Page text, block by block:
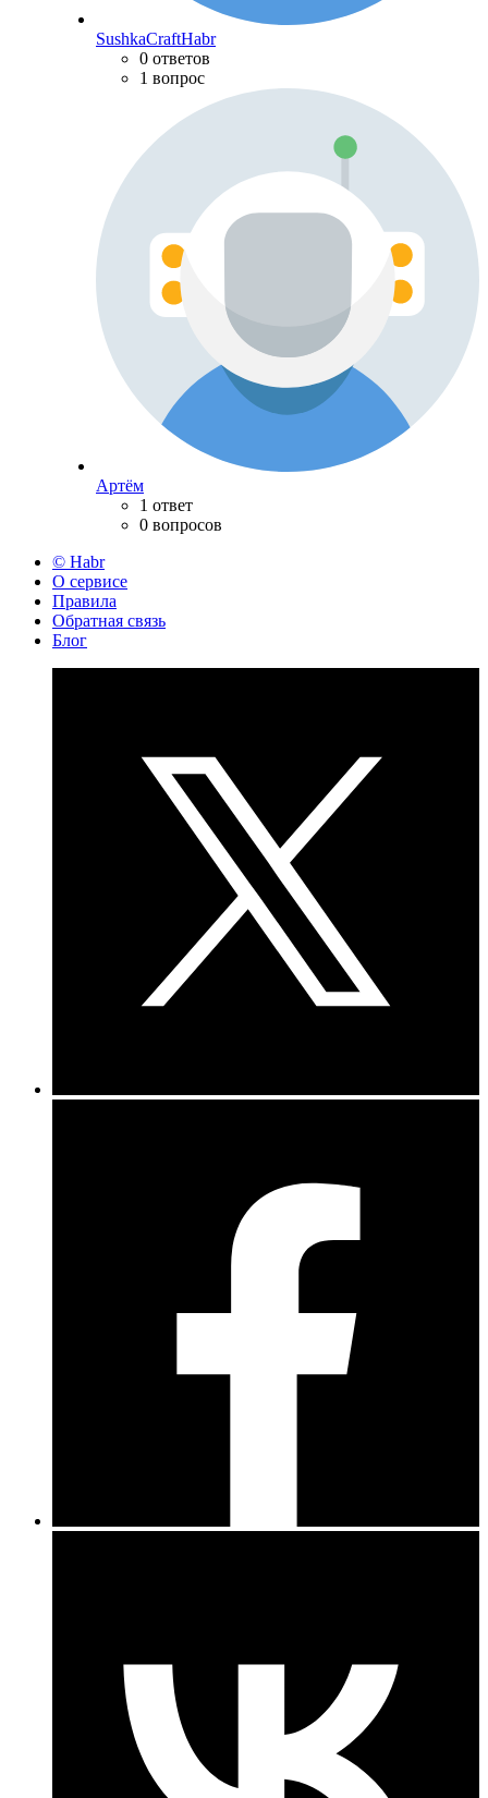
SushkaCraftHabr
0 ответов
1 вопрос
Артём
1 ответ
0 вопросов
© Habr
О сервисе
Правила
Обратная связь
Блог